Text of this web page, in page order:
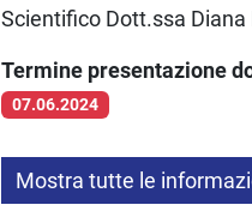
Scientifico Dott.ssa
Termine presentazione
07.06.2024
Mostra tutte le